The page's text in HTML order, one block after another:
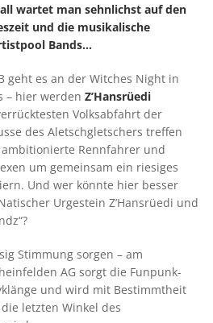
wartet man sehnlichst auf den
und die musikalische
Bands...
geht es an der Witches Night in
– hier werden Z’Hansrüedi
Volksabfahrt der
des Aletschgletschers treffen
Rennfahrer und
um gemeinsam ein riesiges
Und wer könnte hier besser
Urgestein Z’Hansrüedi und
Stimmung sorgen – am
AG sorgt die Funpunk-
und wird mit Bestimmtheit
letzten Winkel des